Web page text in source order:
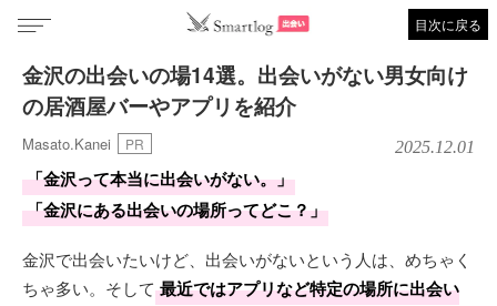
目次に戻る
金沢の出会いの場14選。出会いがない男女向け
の居酒屋バーやアプリを紹介
Masato.Kanei PR 2025.12.01
「金沢って本当に出会いがない。」
「金沢にある出会いの場所ってどこ？」
金沢で出会いたいけど、出会いがないという人は、めちゃく
ちゃ多い。そして 最近ではアプリなど特定の場所に出会い